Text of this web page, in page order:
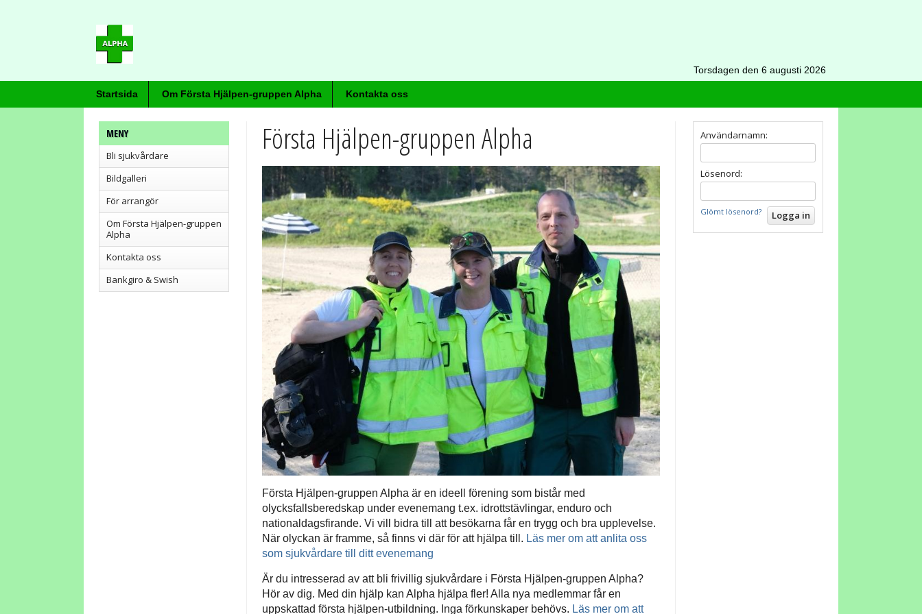
Torsdagen den 6 augusti 2026
Startsida Om Första Hjälpen-gruppen Alpha Kontakta oss
MENY
Bli sjukvårdare
Bildgalleri
För arrangör
Om Första Hjälpen-gruppen
Alpha
Kontakta oss
Bankgiro & Swish
Användarnamn:
Lösenord:
Glömt lösenord?
Första Hjälpen-gruppen Alpha
Första Hjälpen-gruppen Alpha är en ideell förening som bistår med
olycksfallsberedskap under evenemang t.ex. idrottstävlingar, enduro och
nationaldagsfirande. Vi vill bidra till att besökarna får en trygg och bra upplevelse.
När olyckan är framme, så finns vi där för att hjälpa till. Läs mer om att anlita oss
som sjukvårdare till ditt evenemang
Är du intresserad av att bli frivillig sjukvårdare i Första Hjälpen-gruppen Alpha?
Hör av dig. Med din hjälp kan Alpha hjälpa fler! Alla nya medlemmar får en
uppskattad första hjälpen-utbildning. Inga förkunskaper behövs. Läs mer om att